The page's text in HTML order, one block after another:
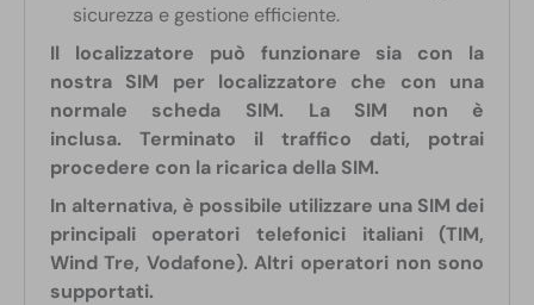
sicurezza e gestione efficiente.
Il localizzatore può funzionare sia con la
nostra SIM per localizzatore che con una
normale scheda SIM. La SIM non è
inclusa. Terminato il traffico dati, potrai
procedere con la ricarica della SIM.
In alternativa, è possibile utilizzare una SIM dei
principali operatori telefonici italiani (TIM,
Wind Tre, Vodafone). Altri operatori non sono
supportati.